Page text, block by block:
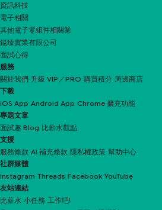
資訊科技
電子相關
其他電子零組件相關業
鎰臻實業有限公司
面試心得
服務
關於我們 升級 VIP／PRO 購買積分 周邊商店
下載
iOS App Android App Chrome 擴充功能
專題文章
面試趣 Blog 比薪水觀點
支援
服務條款 AI 補充條款 隱私權政策 幫助中心
社群媒體
Instagram Threads Facebook YouTube
友站連結
比薪水 小任務 工作吧!